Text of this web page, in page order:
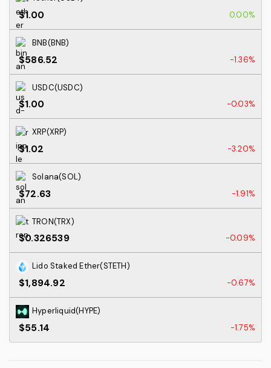
$1.00 0.00%
BNB(BNB)
$586.52 -1.36%
USDC(USDC)
$1.00 -0.03%
XRP(XRP)
$1.02 -3.20%
Solana(SOL)
$72.63 -1.91%
TRON(TRX)
$0.326539 -0.09%
Lido Staked Ether(STETH)
$1,894.92 -0.67%
Hyperliquid(HYPE)
$55.14 -1.75%